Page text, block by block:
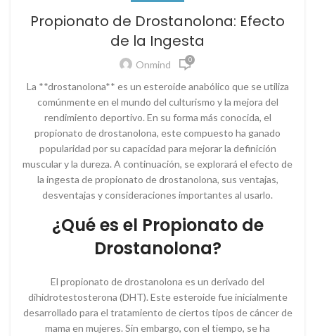
Propionato de Drostanolona: Efecto
de la Ingesta
Onmind 0
La **drostanolona** es un esteroide anabólico que se utiliza
comúnmente en el mundo del culturismo y la mejora del
rendimiento deportivo. En su forma más conocida, el
propionato de drostanolona, este compuesto ha ganado
popularidad por su capacidad para mejorar la definición
muscular y la dureza. A continuación, se explorará el efecto de
la ingesta de propionato de drostanolona, sus ventajas,
desventajas y consideraciones importantes al usarlo.
¿Qué es el Propionato de
Drostanolona?
El propionato de drostanolona es un derivado del
dihidrotestosterona (DHT). Este esteroide fue inicialmente
desarrollado para el tratamiento de ciertos tipos de cáncer de
mama en mujeres. Sin embargo, con el tiempo, se ha